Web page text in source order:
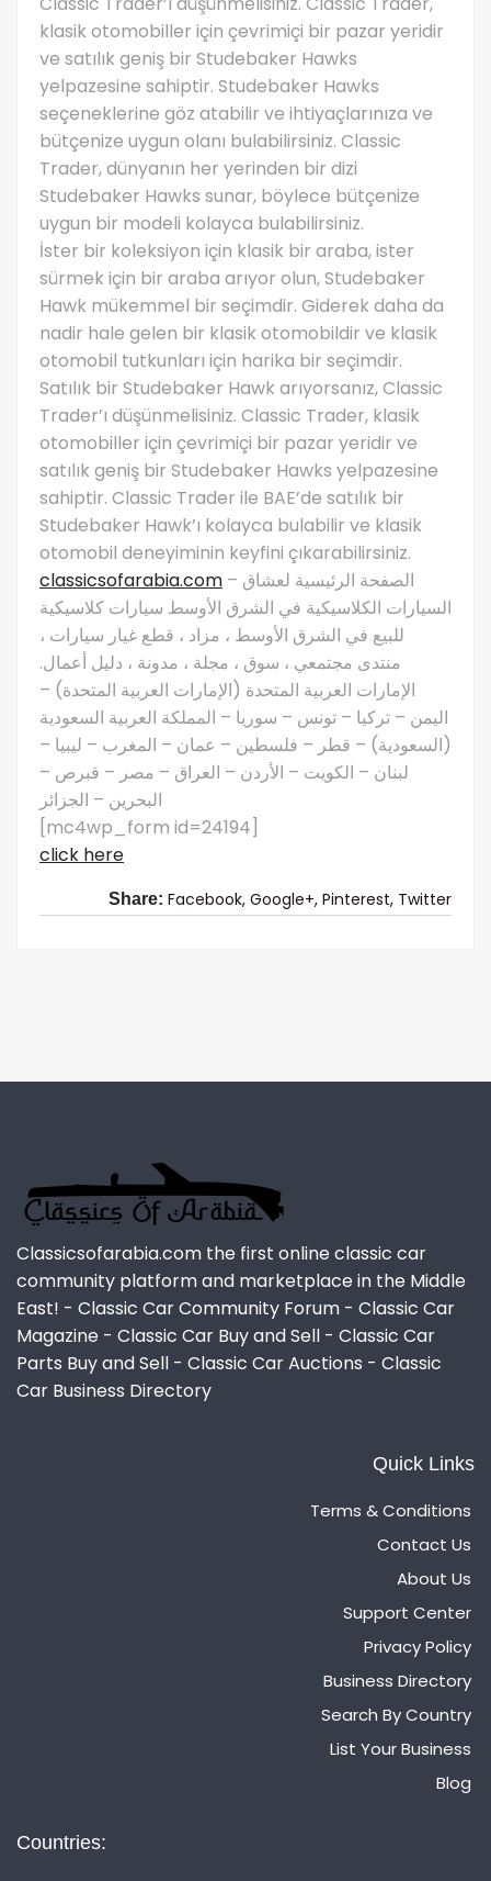
klasik otomobiller için çevrimiçi bir pazar yeridir
ve satılık geniş bir Studebaker Hawks
yelpazesine sahiptir. Studebaker Hawks
seçeneklerine göz atabilir ve ihtiyaçlarınıza ve
bütçenize uygun olanı bulabilirsiniz. Classic
Trader, dünyanın her yerinden bir dizi
Studebaker Hawks sunar, böylece bütçenize
uygun bir modeli kolayca bulabilirsiniz.
İster bir koleksiyon için klasik bir araba, ister
sürmek için bir araba arıyor olun, Studebaker
Hawk mükemmel bir seçimdir. Giderek daha da
nadir hale gelen bir klasik otomobildir ve klasik
otomobil tutkunları için harika bir seçimdir.
Satılık bir Studebaker Hawk arıyorsanız, Classic
Trader’ı düşünmelisiniz. Classic Trader, klasik
otomobiller için çevrimiçi bir pazar yeridir ve
satılık geniş bir Studebaker Hawks yelpazesine
sahiptir. Classic Trader ile BAE’de satılık bir
Studebaker Hawk’ı kolayca bulabilir ve klasik
otomobil deneyiminin keyfini çıkarabilirsiniz.
classicsofarabia.com – الصفحة الرئيسية لعشاق
السيارات الكلاسيكية في الشرق الأوسط سيارات كلاسيكية
للبيع في الشرق الأوسط ، مزاد ، قطع غيار سيارات ،
منتدى مجتمعي ، سوق ، مجلة ، مدونة ، دليل أعمال.
الإمارات العربية المتحدة (الإمارات العربية المتحدة) –
اليمن – تركيا – تونس – سوريا – المملكة العربية السعودية
(السعودية) – قطر – فلسطين – عمان – المغرب – ليبيا –
لبنان – الكويت – الأردن – العراق – مصر – قبرص –
البحرين – الجزائر
[mc4wp_form id=24194]
click here
Share: Facebook, Google+, Pinterest, Twitter
Classicsofarabia.com the first online classic car
community platform and marketplace in the Middle
East! - Classic Car Community Forum - Classic Car
Magazine - Classic Car Buy and Sell - Classic Car
Parts Buy and Sell - Classic Car Auctions - Classic
Car Business Directory
Quick Links
Terms & Conditions
Contact Us
About Us
Support Center
Privacy Policy
Business Directory
Search By Country
List Your Business
Blog
Countries: